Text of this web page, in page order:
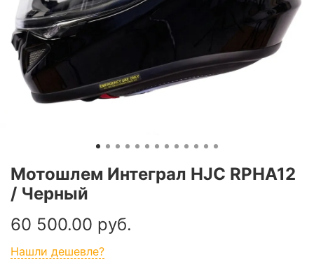
Мотошлем Интеграл HJC RPHA12
/ Черный
60 500.00 руб.
Нашли дешевле?